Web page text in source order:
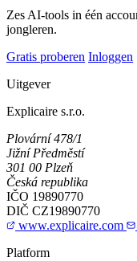
Zes AI-tools in één
jongleren.
Gratis proberen Inloggen
Uitgever
Explicaire s.r.o.
Plovární 478/1
Jižní Předměstí
301 00 Plzeň
Česká republika
IČO 19890770
DIČ CZ19890770
www.explicaire.com
Platform